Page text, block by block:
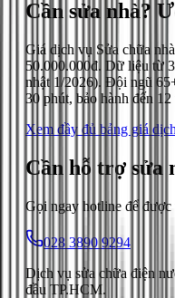
Cần sửa nhà?
Giá dịch vụ Sửa chữa nhà
50.000.000đ. Dữ liệu từ
nhật 1/2026). Đội ngũ
30 phút, bảo hành đến 12
Xem đầy đủ bảng giá
Cần hỗ trợ sửa
Gọi ngay hotline để
028 3890 9294
Dịch vụ sửa chữa điện
đầu TP.HCM.